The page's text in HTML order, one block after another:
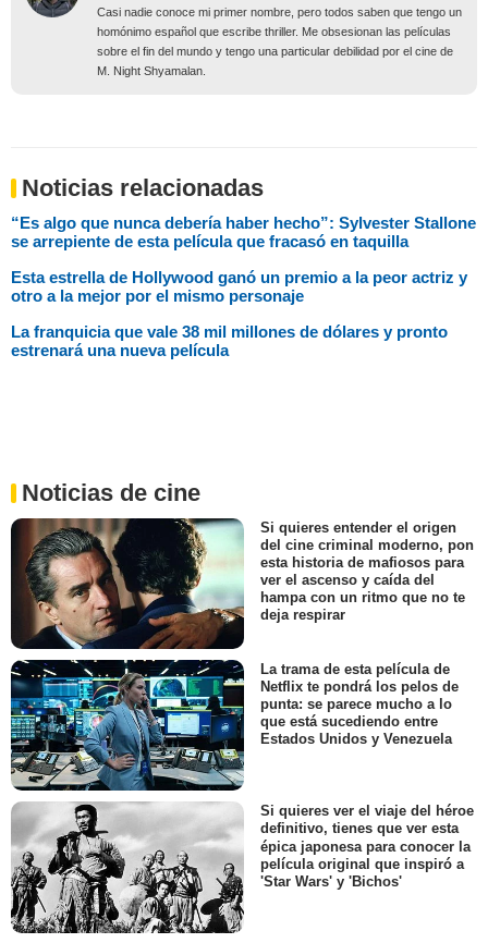
Casi nadie conoce mi primer nombre, pero todos saben que tengo un
homónimo español que escribe thriller. Me obsesionan las películas
sobre el fin del mundo y tengo una particular debilidad por el cine de
M. Night Shyamalan.
Noticias relacionadas
“Es algo que nunca debería haber hecho”: Sylvester Stallone
se arrepiente de esta película que fracasó en taquilla
Esta estrella de Hollywood ganó un premio a la peor actriz y
otro a la mejor por el mismo personaje
La franquicia que vale 38 mil millones de dólares y pronto
estrenará una nueva película
Noticias de cine
Si quieres entender el origen
del cine criminal moderno, pon
esta historia de mafiosos para
ver el ascenso y caída del
hampa con un ritmo que no te
deja respirar
La trama de esta película de
Netflix te pondrá los pelos de
punta: se parece mucho a lo
que está sucediendo entre
Estados Unidos y Venezuela
Si quieres ver el viaje del héroe
definitivo, tienes que ver esta
épica japonesa para conocer la
película original que inspiró a
'Star Wars' y 'Bichos'